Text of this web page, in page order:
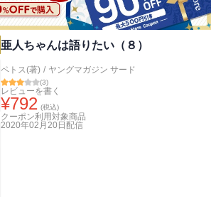
亜人ちゃんは語りたい（８）
ペトス(著) / ヤングマガジン サード
(3)
レビューを書く
¥792 (税込)
クーポン利用対象商品
2020年02月20日 配信